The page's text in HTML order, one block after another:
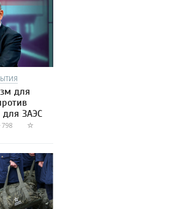
для
для ЗАЭС
798